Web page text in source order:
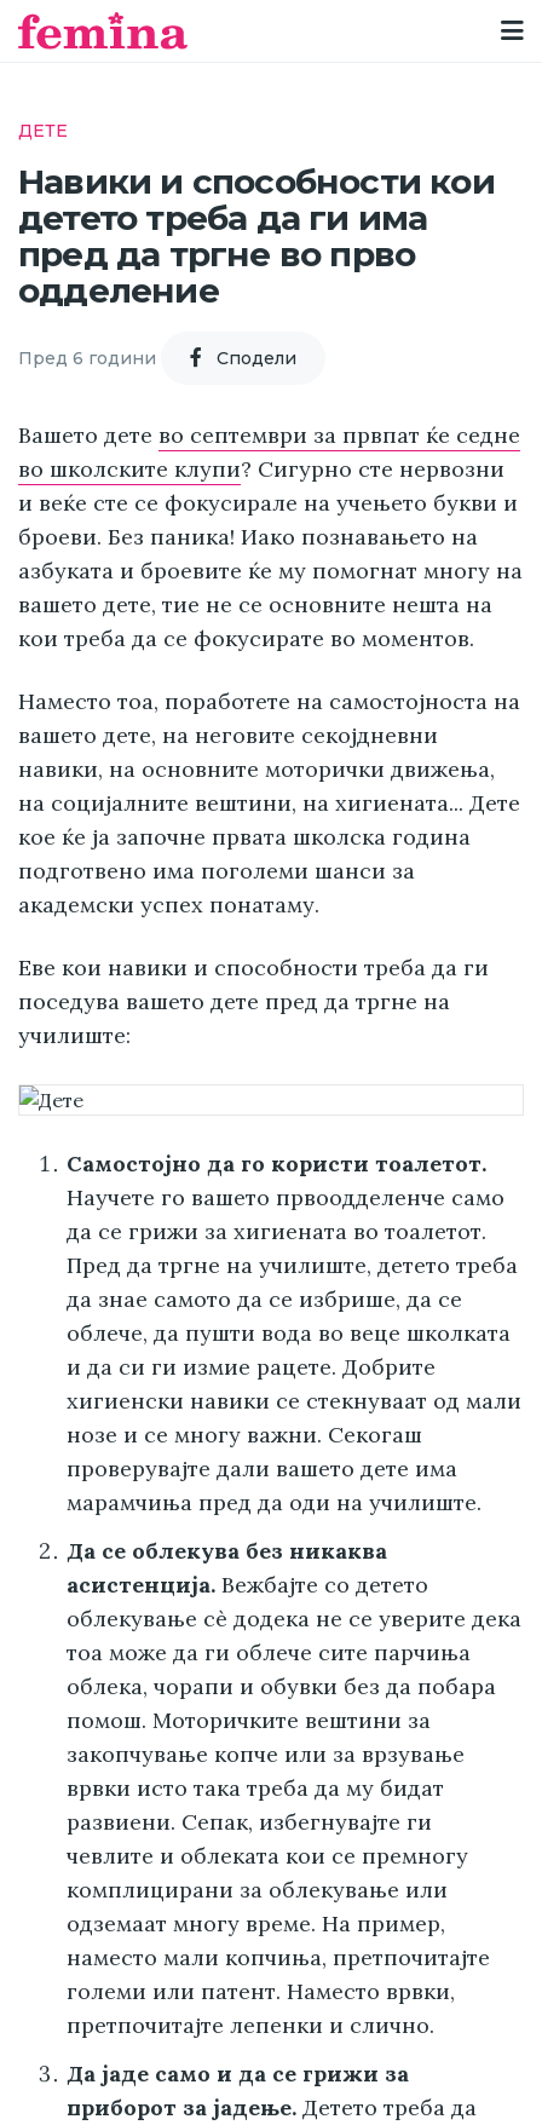
ДЕТЕ
Навики и способности кои
детето треба да ги има
пред да тргне во прво
одделение
Пред 6 години Cподели
Вашето дете во септември за првпат ќе седне
во школските клупи? Сигурно сте нервозни
и веќе сте се фокусирале на учењето букви и
броеви. Без паника! Иако познавањето на
азбуката и броевите ќе му помогнат многу на
вашето дете, тие не се основните нешта на
кои треба да се фокусирате во моментов.
Наместо тоа, поработете на самостојноста на
вашето дете, на неговите секојдневни
навики, на основните моторички движења,
на социјалните вештини, на хигиената... Дете
кое ќе ја започне првата школска година
подготвено има поголеми шанси за
академски успех понатаму.
Еве кои навики и способности треба да ги
поседува вашето дете пред да тргне на
училиште:
Самостојно да го користи тоалетот.
Научете го вашето првоодделенче само
да се грижи за хигиената во тоалетот.
Пред да тргне на училиште, детето треба
да знае самото да се избрише, да се
облече, да пушти вода во веце школката
и да си ги измие рацете. Добрите
хигиенски навики се стекнуваат од мали
нозе и се многу важни. Секогаш
проверувајте дали вашето дете има
марамчиња пред да оди на училиште.
Да се облекува без никаква
асистенција. Вежбајте со детето
облекување сè додека не се уверите дека
тоа може да ги облече сите парчиња
облека, чорапи и обувки без да побара
помош. Моторичките вештини за
закопчување копче или за врзување
врвки исто така треба да му бидат
развиени. Сепак, избегнувајте ги
чевлите и облеката кои се премногу
комплицирани за облекување или
одземаат многу време. На пример,
наместо мали копчиња, претпочитајте
големи или патент. Наместо врвки,
претпочитајте лепенки и слично.
Да јаде само и да се грижи за
приборот за јадење. Детето треба да